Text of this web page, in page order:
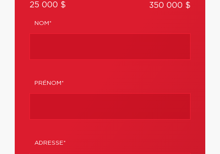
25 000 $ 350 000 $
NOM*
PRÉNOM*
ADRESSE*